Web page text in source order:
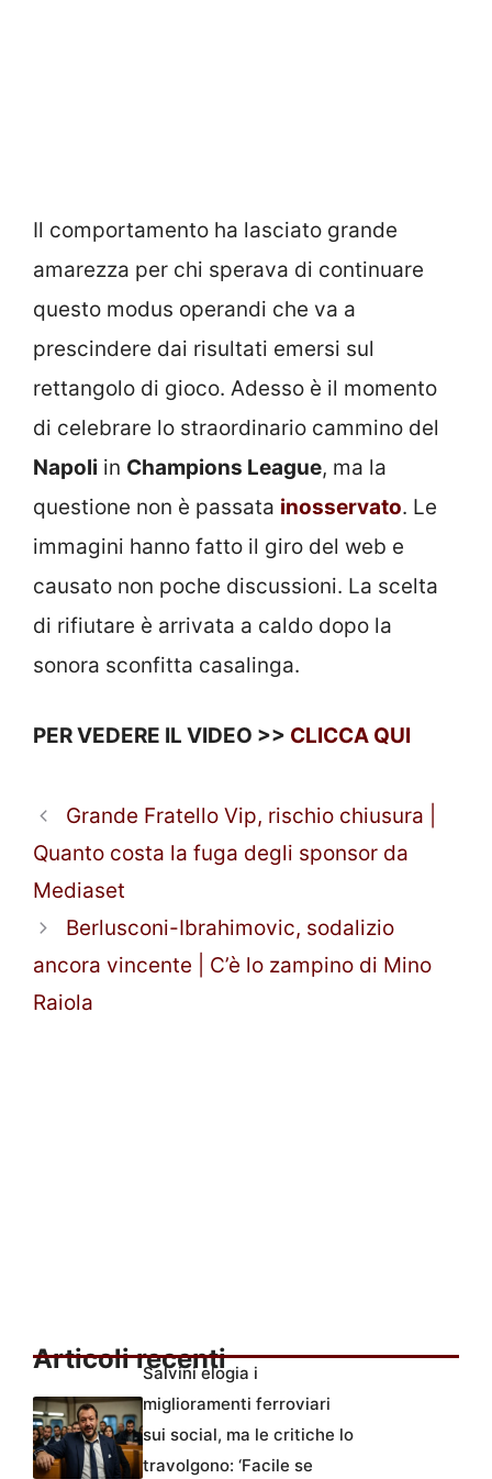
Il comportamento ha lasciato grande
amarezza per chi sperava di continuare
questo modus operandi che va a
prescindere dai risultati emersi sul
rettangolo di gioco. Adesso è il momento
di celebrare lo straordinario cammino del
Napoli in Champions League, ma la
questione non è passata inosservato. Le
immagini hanno fatto il giro del web e
causato non poche discussioni. La scelta
di rifiutare è arrivata a caldo dopo la
sonora sconfitta casalinga.
PER VEDERE IL VIDEO >> CLICCA QUI
Grande Fratello Vip, rischio chiusura |
Quanto costa la fuga degli sponsor da
Mediaset
Berlusconi-Ibrahimovic, sodalizio
ancora vincente | C’è lo zampino di Mino
Raiola
Articoli recenti
Salvini elogia i
miglioramenti ferroviari
sui social, ma le critiche lo
travolgono: ‘Facile se